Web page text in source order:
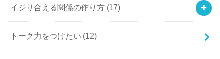
イジり合える関係の作り方 (17)
トーク力をつけたい (12)